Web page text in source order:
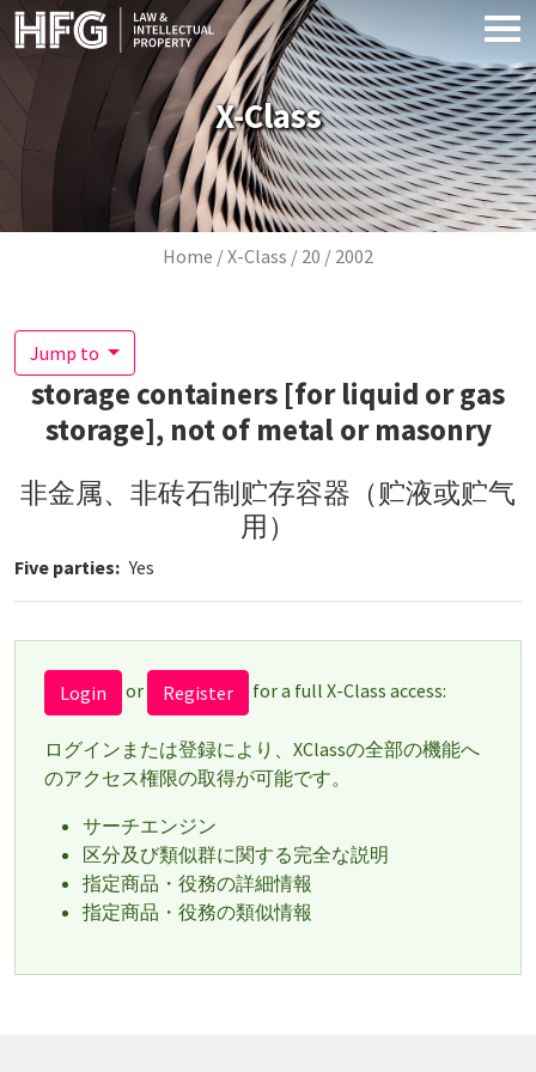
Skip to main content
X-Class
Breadcrumb
Home X-Class 20 2002
Jump to
storage containers [for liquid or gas
storage], not of metal or masonry
非金属、非砖石制贮存容器（贮液或贮气
用）
Five parties Yes
Login or Register for a full X-Class access:
ログインまたは登録により、XClassの全部の機能へ
のアクセス権限の取得が可能です。
サーチエンジン
区分及び類似群に関する完全な説明
指定商品・役務の詳細情報
指定商品・役務の類似情報